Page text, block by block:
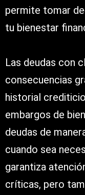
permite tomar
tu bienestar
Las deudas con
consecuencias
historial
embargos de
deudas de
cuando sea
garantiza
críticas, pero